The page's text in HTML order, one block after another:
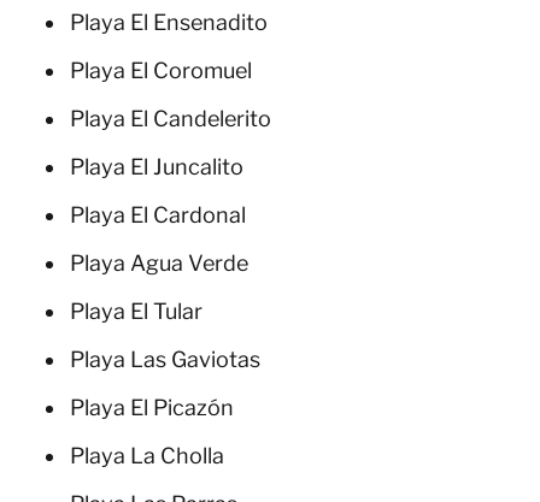
Playa El Ensenadito
Playa El Coromuel
Playa El Candelerito
Playa El Juncalito
Playa El Cardonal
Playa Agua Verde
Playa El Tular
Playa Las Gaviotas
Playa El Picazón
Playa La Cholla